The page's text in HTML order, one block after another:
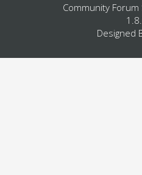
Community
Designed